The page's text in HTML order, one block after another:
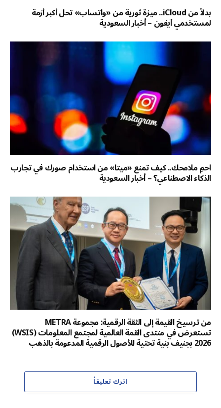
بدلاً من iCloud.. ميزة ثورية من «واتساب» تحل أكبر أزمة
لمستخدمي آيفون – أخبار السعودية
احمِ ملامحك.. كيف تمنع «ميتا» من استخدام صورك في تجارب
الذكاء الاصطناعي؟ – أخبار السعودية
من ترسيخ القيمة إلى الثقة الرقمية: مجموعة METRA
تستعرض في منتدى القمة العالمية لمجتمع المعلومات (WSIS)
2026 بجنيف بنية تحتية للأصول الرقمية المدعومة بالذهب
اترك تعليقاً